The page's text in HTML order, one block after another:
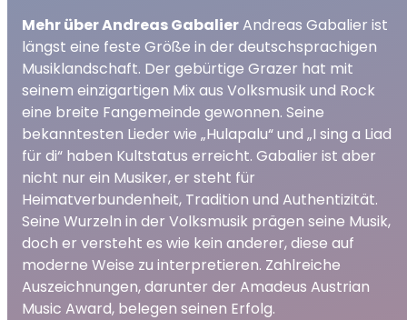
Mehr über Andreas GabalierAndreas Gabalier ist
längst eine feste Größe in der deutschsprachigen
Musiklandschaft. Der gebürtige Grazer hat mit
seinem einzigartigen Mix aus Volksmusik und Rock
eine breite Fangemeinde gewonnen. Seine
bekanntesten Lieder wie „Hulapalu“ und „I sing a Liad
für di“ haben Kultstatus erreicht. Gabalier ist aber
nicht nur ein Musiker, er steht für
Heimatverbundenheit, Tradition und Authentizität.
Seine Wurzeln in der Volksmusik prägen seine Musik,
doch er versteht es wie kein anderer, diese auf
moderne Weise zu interpretieren. Zahlreiche
Auszeichnungen, darunter der Amadeus Austrian
Music Award, belegen seinen Erfolg.